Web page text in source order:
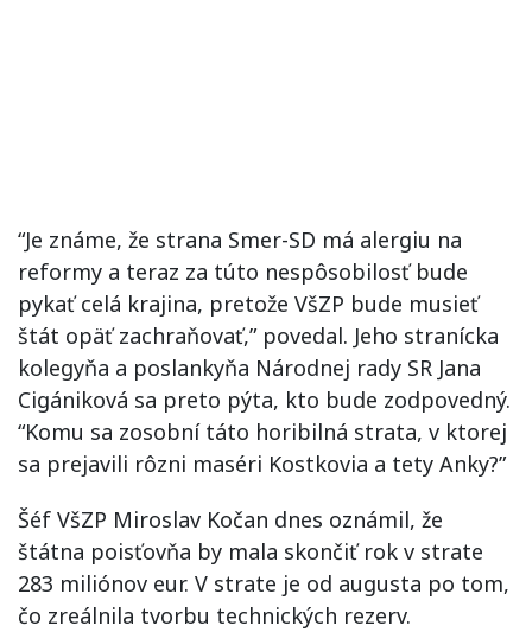
“Je známe, že strana Smer-SD má alergiu na
reformy a teraz za túto nespôsobilosť bude
pykať celá krajina, pretože VšZP bude musieť
štát opäť zachraňovať,” povedal. Jeho stranícka
kolegyňa a poslankyňa Národnej rady SR Jana
Cigániková sa preto pýta, kto bude zodpovedný.
“Komu sa zosobní táto horibilná strata, v ktorej
sa prejavili rôzni maséri Kostkovia a tety Anky?”
Šéf VšZP Miroslav Kočan dnes oznámil, že
štátna poisťovňa by mala skončiť rok v strate
283 miliónov eur. V strate je od augusta po tom,
čo zreálnila tvorbu technických rezerv.